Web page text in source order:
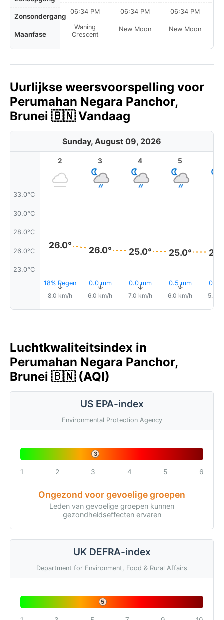
Zonsondergang
Maanfase
06:34 PM
Waning
Crescent
06:34 PM
New Moon
06:34 PM
New Moon
Uurlijkse weersvoorspelling voor
Perumahan Negara Panchor,
Brunei 🇧🇳 Vandaag
Sunday, August 09, 2026
33.0°C
30.0°C
28.0°C
26.0°C
23.0°C
2
26.0°
18% Regen
↑
8.0 km/h
3
26.0°
0.0 mm
↑
6.0 km/h
4
25.0°
0.0 mm
↑
7.0 km/h
5
25.0°
0.5 mm
↑
6.0 km/h
0.0
5.0
Luchtkwaliteitsindex in
Perumahan Negara Panchor,
Brunei 🇧🇳 (AQI)
US EPA-index
Environmental Protection Agency
3
1 2 3 4 5 6
Ongezond voor gevoelige groepen
Leden van gevoelige groepen kunnen
gezondheidseffecten ervaren
UK DEFRA-index
Department for Environment, Food & Rural Affairs
5